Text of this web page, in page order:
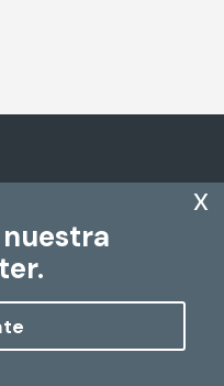
x